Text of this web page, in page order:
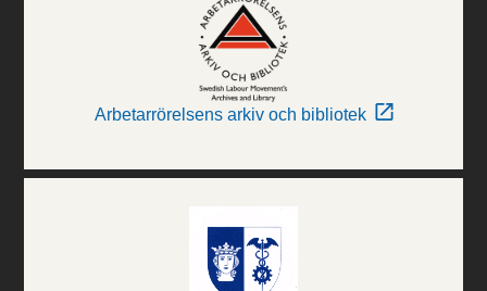
Arbetarrörelsens arkiv och bibliotek